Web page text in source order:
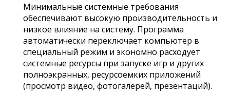
Минимальные системные требования
обеспечивают высокую производительность и
низкое влияние на систему. Программа
автоматически переключает компьютер в
специальный режим и экономно расходует
системные ресурсы при запуске игр и других
полноэкранных, ресурсоемких приложений
(просмотр видео, фотогалерей, презентаций).